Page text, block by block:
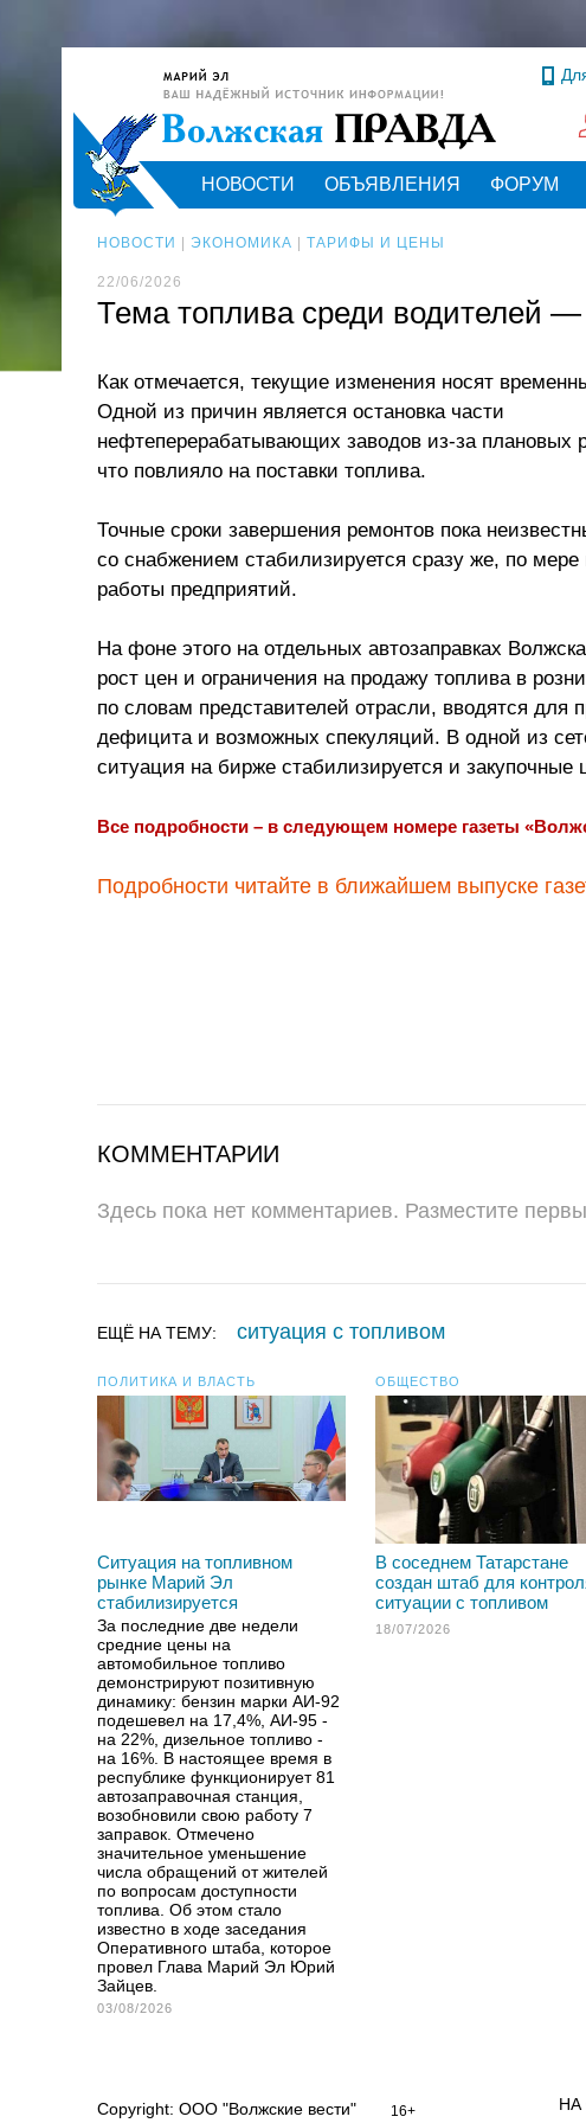
НОВОСТИ ОБЪЯВЛЕНИЯ ФОРУМ
НОВОСТИ ЭКОНОМИКА ТАРИФЫ И ЦЕНЫ
22/06/2026
Тема топлива среди водителей
Как отмечается, текущие изменения носят
Одной из причин является остановка части
нефтеперерабатывающих заводов из-за плановых
что повлияло на поставки топлива.
Точные сроки завершения ремонтов пока
со снабжением стабилизируется сразу же, по мере
работы предприятий.
На фоне этого на отдельных автозаправках
рост цен и ограничения на продажу топлива в
по словам представителей отрасли, вводятся для
дефицита и возможных спекуляций. В одной из
ситуация на бирже стабилизируется и
Все подробности – в следующем номере газеты
Подробности читайте в ближайшем выпуске
КОММЕНТАРИИ
Здесь пока нет комментариев. Разместите
ЕЩЁ НА ТЕМУ: ситуация с топливом
ПОЛИТИКА И ВЛАСТЬ
Ситуация на топливном
рынке Марий Эл
стабилизируется
За последние две недели
средние цены на
автомобильное топливо
демонстрируют позитивную
динамику: бензин марки АИ-92
подешевел на 17,4%, АИ-95 -
на 22%, дизельное топливо -
на 16%. В настоящее время в
республике функционирует 81
автозаправочная станция,
возобновили свою работу 7
заправок. Отмечено
значительное уменьшение
числа обращений от жителей
по вопросам доступности
топлива. Об этом стало
известно в ходе заседания
Оперативного штаба, которое
провел Глава Марий Эл Юрий
Зайцев.
03/08/2026
ОБЩЕСТВО
В соседнем Татарстане
создан штаб для
ситуации с топливом
18/07/2026
Copyright: ООО "Волжские вести" 16+ НА